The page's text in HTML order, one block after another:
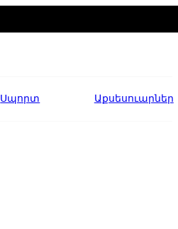
Սպորտ Աքսեսուարներ